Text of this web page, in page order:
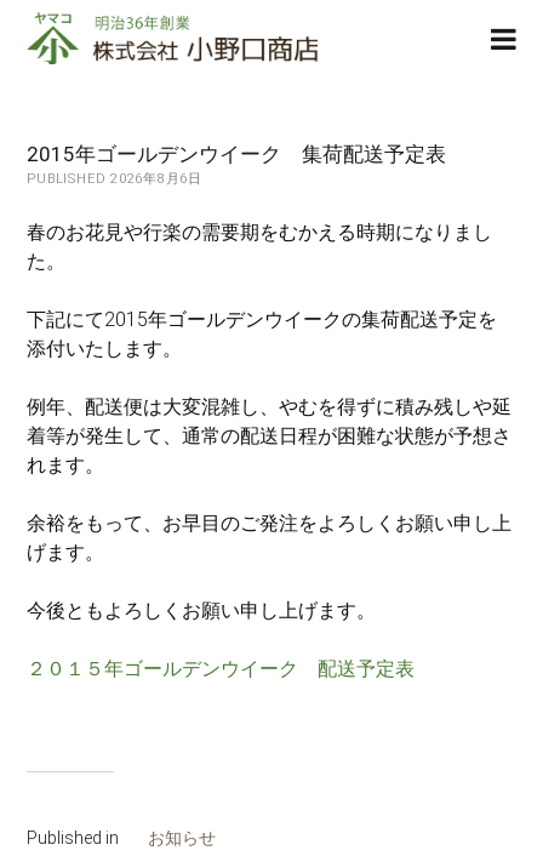
株
式
小
野
商
店
2015年ゴールデンウイーク 集荷配送予定表
PUBLISHED 2026年8月6日
春のお花見や行楽の需要期をむかえる時期になりまし
た。
下記にて2015年ゴールデンウイークの集荷配送予定を
添付いたします。
例年、配送便は大変混雑し、やむを得ずに積み残しや延
着等が発生して、通常の配送日程が困難な状態が予想さ
れます。
余裕をもって、お早目のご発注をよろしくお願い申し上
げます。
今後ともよろしくお願い申し上げます。
２０１５年ゴールデンウイーク 配送予定表
Published in お知らせ